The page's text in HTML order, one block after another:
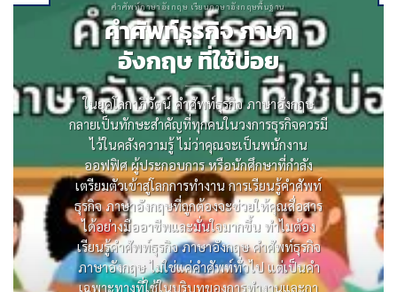
คำศัพท์ภาษาอังกฤษ เรียนภาษาอังกฤษพื้นฐาน
คําศัพท์ธุรกิจ ภาษา
อังกฤษ ที่ใช้บ่อย
ในยุคโลกาภิวัตน์ คําศัพท์ธุรกิจ ภาษาอังกฤษ
กลายเป็นทักษะสําคัญที่ทุกคนในวงการธุรกิจควรมี
ไว้ในคลังความรู้ ไม่ว่าคุณจะเป็นพนักงาน
ออฟฟิศ ผู้ประกอบการ หรือนักศึกษาที่กําลัง
เตรียมตัวเข้าสู่โลกการทํางาน การเรียนรู้คําศัพท์
ธุรกิจ ภาษาอังกฤษที่ถูกต้องจะช่วยให้คุณสื่อสาร
ได้อย่างมืออาชีพและมั่นใจมากขึ้น ทําไมต้อง
เรียนรู้คําศัพท์ธุรกิจ ภาษาอังกฤษ คําศัพท์ธุรกิจ
ภาษาอังกฤษ ไม่ใช่แค่คําศัพท์ทั่วไป แต่เป็นคํา
เฉพาะทางที่ใช้ในบริบทของการทํางานและกา